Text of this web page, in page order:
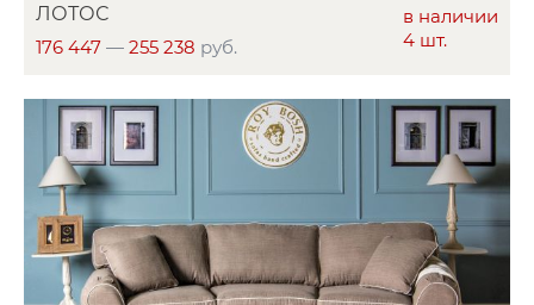
в наличии
4 шт.
ЛОТОС
176 447 — 255 238 руб.